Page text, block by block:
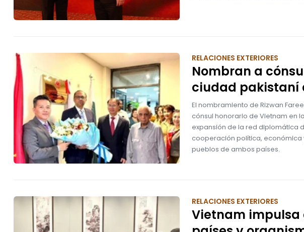
RELACIONES EXTERIORES
Nombran a
ciudad pakistaní
El nombramiento de Rizwan
cónsul honorario de Vietnam en
expansión de la red diplomática
cooperación política, económica
pueblos de ambos países.
RELACIONES EXTERIORES
Vietnam impulsa